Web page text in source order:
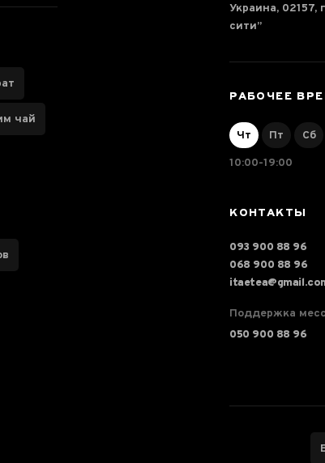
чай
Украина, 02157,
сити”
РАБОЧЕЕ
Чт Пт Сб
10:00-19:00
КОНТАКТЫ
093 900 88 96
068 900 88 96
Поддержка
050 900 88 96